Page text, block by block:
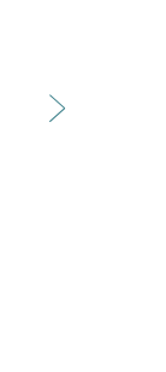
Familie